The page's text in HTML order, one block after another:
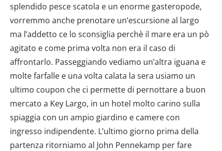
splendido pesce scatola e un enorme gasteropode,
vorremmo anche prenotare un’escursione al largo
ma l’addetto ce lo sconsiglia perchè il mare era un pò
agitato e come prima volta non era il caso di
affrontarlo. Passeggiando vediamo un’altra iguana e
molte farfalle e una volta calata la sera usiamo un
ultimo coupon che ci permette di pernottare a buon
mercato a Key Largo, in un hotel molto carino sulla
spiaggia con un ampio giardino e camere con
ingresso indipendente. L’ultimo giorno prima della
partenza ritorniamo al John Pennekamp per fare